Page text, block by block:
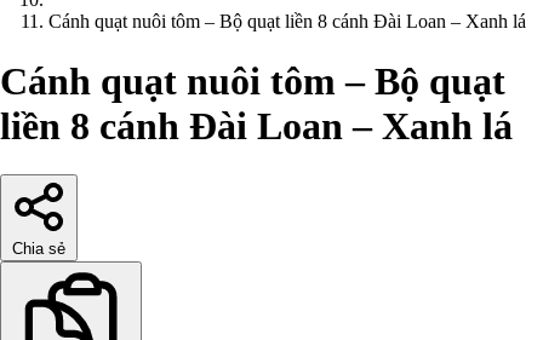
Cánh quạt nuôi tôm – Bộ quạt liền 8 cánh Đài Loan – Xanh lá
Cánh quạt nuôi tôm – Bộ quạt
liền 8 cánh Đài Loan – Xanh lá
Chia sẻ